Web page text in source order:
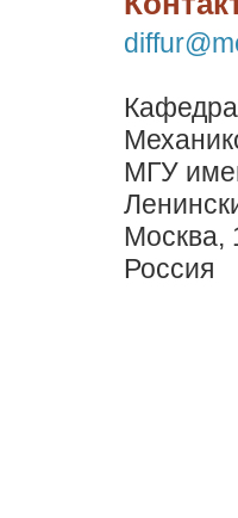
МГУ
Москва,
Россия